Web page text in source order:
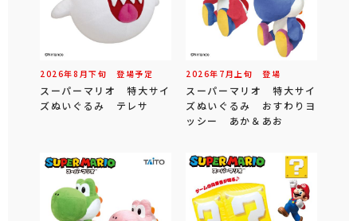
2026年8 月下旬 登場予定
スーパーマリオ 特大サイ
ズぬいぐるみ テレサ
2026年 7 月 上旬 登場
スーパーマリオ 特大サイ
ズぬいぐるみ おすわりヨ
ッシー あか＆あお